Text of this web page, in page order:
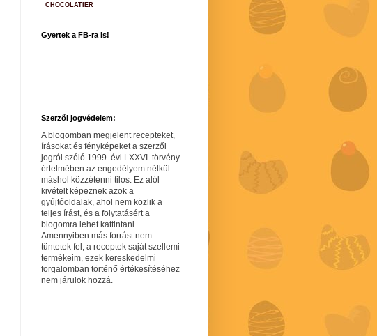
CHOCOLATIER
Gyertek a FB-ra is!
Szerzői jogvédelem:
A blogomban megjelent recepteket,
írásokat és fényképeket a szerzői
jogról szóló 1999. évi LXXVI. törvény
értelmében az engedélyem nélkül
máshol közzétenni tilos. Ez alól
kivételt képeznek azok a
gyűjtőoldalak, ahol nem közlik a
teljes írást, és a folytatásért a
blogomra lehet kattintani.
Amennyiben más forrást nem
tüntetek fel, a receptek saját szellemi
termékeim, ezek kereskedelmi
forgalomban történő értékesítéséhez
nem járulok hozzá.